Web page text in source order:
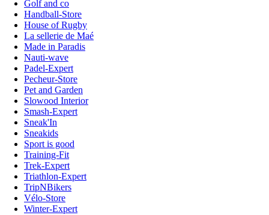
Golf and co
Handball-Store
House of Rugby
La sellerie de Maé
Made in Paradis
Nauti-wave
Padel-Expert
Pecheur-Store
Pet and Garden
Slowood Interior
Smash-Expert
Sneak'In
Sneakids
Sport is good
Training-Fit
Trek-Expert
Triathlon-Expert
TripNBikers
Vélo-Store
Winter-Expert